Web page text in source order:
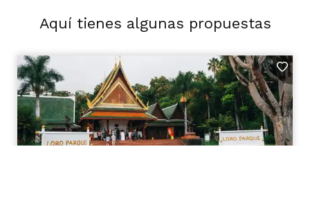
Aquí tienes algunas propuestas